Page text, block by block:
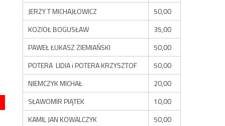
JERZY T MICHAJŁOWICZ
50,00
KOZIOŁ BOGUSŁAW
35,00
PAWEŁ ŁUKASZ ZIEMIAŃSKI
50,00
POTERA LIDIA i POTERA KRZYSZTOF
50,00
NIEMCZYK MICHAŁ
20,00
SŁAWOMIR PIĄTEK
10,00
KAMIL JAN KOWALCZYK
50,00